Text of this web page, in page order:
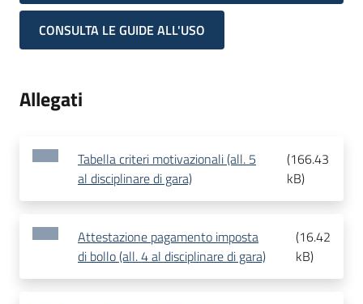
CONSULTA LE GUIDE ALL'USO
Allegati
Tabella criteri motivazionali (all. 5
al disciplinare di gara)
(166.43
kB)
Attestazione pagamento imposta
di bollo (all. 4 al disciplinare di gara)
(16.42
kB)